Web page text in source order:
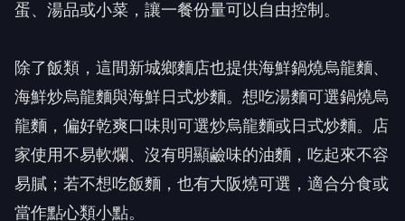
蛋、湯品或小菜，讓一餐份量可以自由控制。
除了飯類，這間新城鄉麵店也提供海鮮鍋燒烏龍麵、
海鮮炒烏龍麵與海鮮日式炒麵。想吃湯麵可選鍋燒烏
龍麵，偏好乾爽口味則可選炒烏龍麵或日式炒麵。店
家使用不易軟爛、沒有明顯鹼味的油麵，吃起來不容
易膩；若不想吃飯麵，也有大阪燒可選，適合分食或
當作點心類小點。